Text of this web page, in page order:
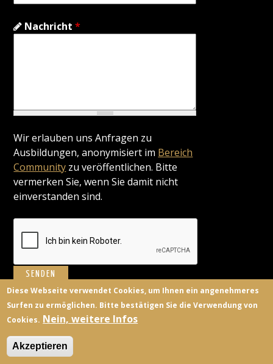
Nachricht*
Wir erlauben uns Anfragen zu
Ausbildungen, anonymisiert im Bereich
Community zu veröffentlichen. Bitte
vermerken Sie, wenn Sie damit nicht
einverstanden sind.
BILDUNGSANBIETER KONTAKT
Diese Webseite verwendet Cookies, um Ihnen ein angenehmeres
Surfen zu ermöglichen. Bitte bestätigen Sie die Verwendung von
Cookies. Nein, weitere Infos
Akzeptieren